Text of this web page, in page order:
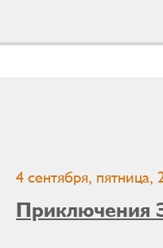
4 сентября, пятница,
Приключения